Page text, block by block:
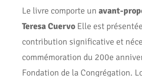
Le livre comporte un avant-
Teresa Cuervo Elle est
contribution significative et
commémoration du 200e
Fondation de la Congrégation.